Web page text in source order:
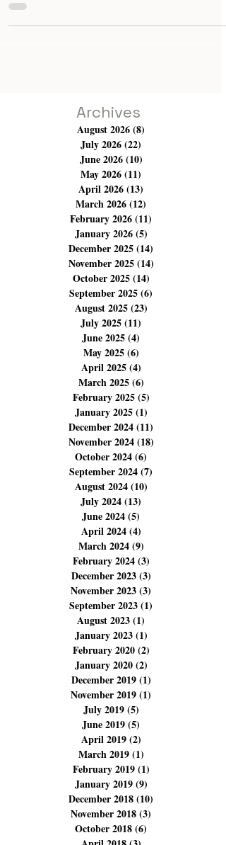
première minute avec une riche diversité de plans et de
plans-séquences qui sont dignes des plus grands
tous les jours, qui nous emprisonne et brime
Archives
August 2026 (8)
July 2026 (22)22 posts
June 2026(10)10 posts
May 2026(11)11 posts
April 2026(13)13 posts
March 2026(12)12 posts
February 2026 (11)11 posts
January 2026 (5)5 posts
December 2025(14)
November 2025(14)
October 2025 (14)
September 2025
August 2025(23)
July 2025(11)
June 2025(4)4 posts
May 2025(6)6 posts
April 2025(4)4 posts
March 2025(6)6 posts
February 2025 (5)5 posts
January 2025 (1)
December 2024(11)
November 2024(18)
October 2024(6)
September 2024
August 2024 (10)
July 2024(13)13 posts
June 2024(5)5 posts
April 2024(4)4 posts
March 2024(9)9 posts
February 2024(3)3 posts
December 2023(3)
November 2023 (3)
September 2023 (1)
August 2023 (1)1 post
January 2023(1)1 post
February 2020 (2)2 posts
January 2020(2)
December 2019(1)
November 2019(1)
July 2019 (5)5 posts
June 2019(5)5 posts
April 2019(2)2 posts
March 2019(1)1 post
February 2019 (1)1 post
January 2019 (9)